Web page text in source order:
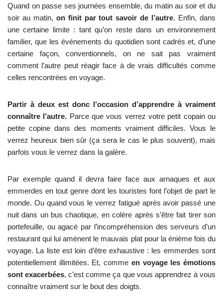
Quand on passe ses journées ensemble, du matin au soir et du
soir au matin, on finit par tout savoir de l’autre. Enfin, dans
une certaine limite : tant qu’on reste dans un environnement
familier, que les événements du quotidien sont cadrés et, d’une
certaine façon, conventionnels, on ne sait pas vraiment
comment l’autre peut réagir face à de vrais difficultés comme
celles rencontrées en voyage.
Partir à deux est donc l’occasion d’apprendre à vraiment
connaître l’autre. Parce que vous verrez votre petit copain ou
petite copine dans des moments vraiment difficiles. Vous le
verrez heureux bien sûr (ça sera le cas le plus souvent), mais
parfois vous le verrez dans la galère.
Par exemple quand il devra faire face aux arnaques et aux
emmerdes en tout genre dont les touristes font l’objet de part le
monde. Ou quand vous le verrez fatigué après avoir passé une
nuit dans un bus chaotique, en colère après s’être fait tirer son
portefeuille, ou agacé par l’incompréhension des serveurs d’un
restaurant qui lui amènent le mauvais plat pour la énième fois du
voyage. La liste est loin d’être exhaustive : les emmerdes sont
potentiellement illimitées. Et, comme en voyage les émotions
sont exacerbées, c’est comme ça que vous apprendrez à vous
connaître vraiment sur le bout des doigts.